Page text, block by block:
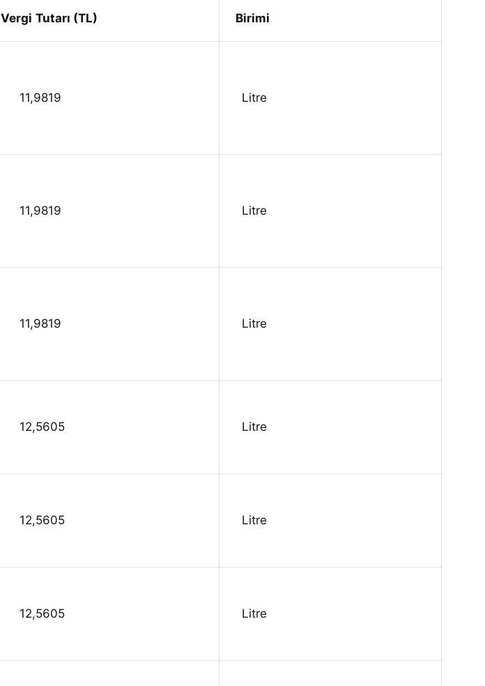
Vergi Tutarı (TL) Birimi
11,9819 Litre
11,9819 Litre
11,9819 Litre
12,5605 Litre
12,5605 Litre
12,5605 Litre